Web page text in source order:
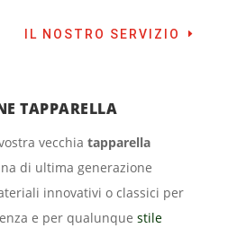
IL NOSTRO SERVIZIO
TAPPARELLA
vecchia tapparella
di ultima generazione
innovativi o classici per
e per qualunque stile